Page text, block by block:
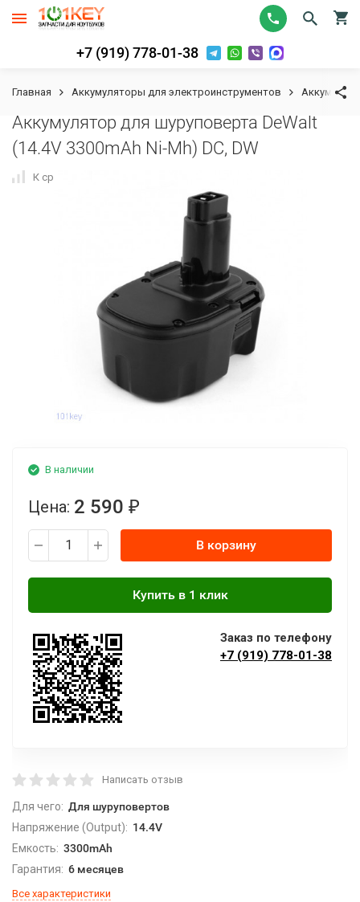
+7 (919) 778-01-38
Главная Аккумуляторы для электроинструментов
Аккумулятор для шуруповерта DeWalt
(14.4V 3300mAh Ni-Mh) DC, DW
К сравнению
В наличии
Цена: 2 590 ₽
В корзину
Заказ по телефону
+7 (919) 778-01-38
Написать отзыв
Для чего: Для шуруповертов
Напряжение (Output): 14.4V
Емкость: 3300mAh
Гарантия: 6 месяцев
Все характеристики